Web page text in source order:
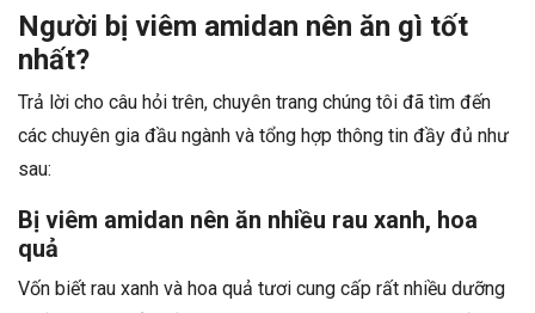
Người bị viêm amidan nên ăn gì tốt
nhất?
Trả lời cho câu hỏi trên, chuyên trang chúng tôi đã tìm đến
các chuyên gia đầu ngành và tổng hợp thông tin đầy đủ như
sau:
Bị viêm amidan nên ăn nhiều rau xanh, hoa
quả
Vốn biết rau xanh và hoa quả tươi cung cấp rất nhiều dưỡng